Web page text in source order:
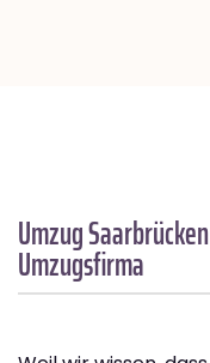
Umzug Saarbrücken
Umzugsfirma